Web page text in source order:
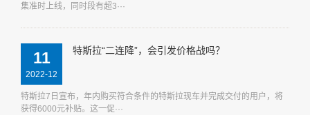
集准时上线，同时段有超3···
11
2022-12
特斯拉“二连降”，会引发价格战吗？
特斯拉7日宣布，年内购买符合条件的特斯拉现车并完成交付的用户，将
获得6000元补贴。这一促···